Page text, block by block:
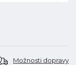
Možnosti dopravy